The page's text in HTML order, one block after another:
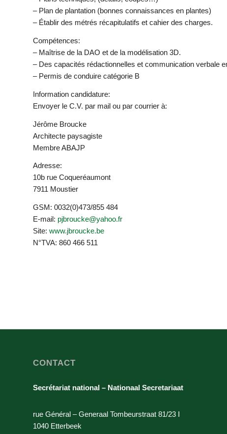
– Plan de plantation (bonnes connaissances en plantes)
– Établir des métrés récapitulatifs et cahier des charges.
Compétences:
– Maîtrise de la DAO et de la modélisation 3D.
– Des capacités rédactionnelles et communication verbale
– Permis de conduire catégorie B
Information candidature:
Envoyer le C.V. par mail ou par courrier à:
Jérôme Broucke
Architecte paysagiste
Membre ABAJP
Adresse:
10b rue Coqueréaumont
7911 Moustier
GSM: 0032(0)473/855 484
E-mail: pjbroucke@yahoo.fr
Site: www.jbroucke.be
N°TVA: 860 466 511
CONTACT
Secrétariat national – Nationaal Secretariaat
rue Général – Generaal Tombeurstraat 81/23 I
1040 Etterbeek